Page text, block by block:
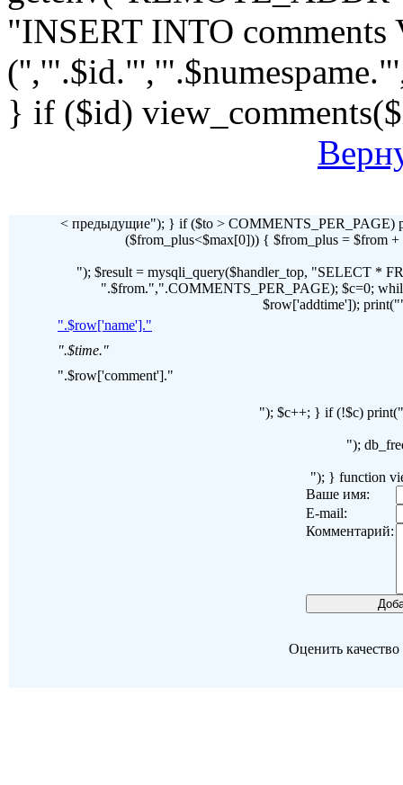
"INSERT INTO comments
} if ($id)
< предыдущие"); } if ($to > COMMENTS_PER_PAGE)
($from_plus<$max[0])) { $from_plus = $from
"); $result = mysqli_query($handler_top, "SELECT *
".$from.",".COMMENTS_PER_PAGE); $c=0;
$row['addtime']);
".$row['name']."
".$time."
".$row['comment']."
"); $c++; } if (!$c)
");
"); } function
Ваше имя:
E-mail:
Комментарий:
Оценить